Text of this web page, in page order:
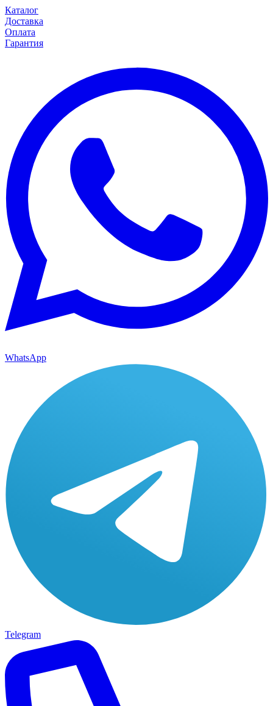
Каталог
Доставка
Оплата
Гарантия
WhatsApp
Telegram